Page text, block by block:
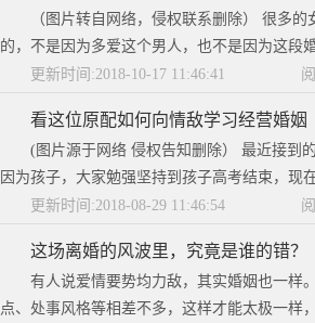
（图片转自网络，侵权联系删除） 很多
的，不是因为多爱这个男人，也不是因为这段
更新时间:2018-10-17 11:46:41
看这位原配如何向情敌学习经营婚姻
(图片源于网络 侵权告知删除） 最近接到
因为孩子，大家勉强坚持到孩子高考结束，现
更新时间:2018-08-29 11:46:54
这场离婚的风波里，究竟是谁的错？
有人说爱情要势均力敌，其实婚姻也一样
点、处事风格等相差不多，这样才能太极一样